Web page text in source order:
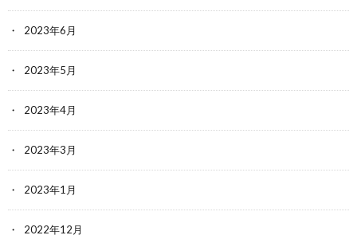
2023年6月
2023年5月
2023年4月
2023年3月
2023年1月
2022年12月